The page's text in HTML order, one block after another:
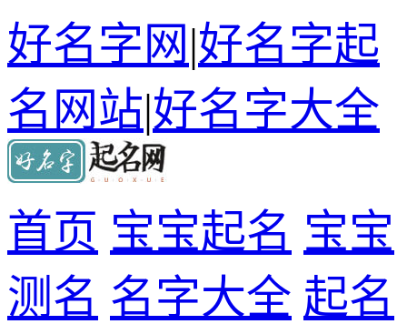
好名字网|好名字起
名网站|好名字大全
首页 宝宝起名 宝宝
测名 名字大全 起名